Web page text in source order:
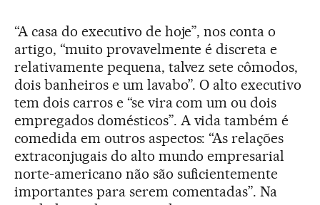
“A casa do executivo de hoje”, nos conta o
artigo, “muito provavelmente é discreta e
relativamente pequena, talvez sete cômodos,
dois banheiros e um lavabo”. O alto executivo
tem dois carros e “se vira com um ou dois
empregados domésticos”. A vida também é
comedida em outros aspectos: “As relações
extraconjugais do alto mundo empresarial
norte-americano não são suficientemente
importantes para serem comentadas”. Na